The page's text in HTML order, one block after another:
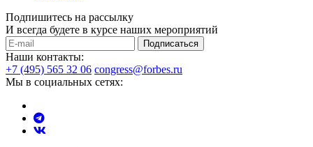
Подпишитесь на рассылку
И всегда будете в курсе наших мероприятий
Подписаться
Наши контакты:
+7 (495) 565 32 06 congress@forbes.ru
Мы в социальных сетях: